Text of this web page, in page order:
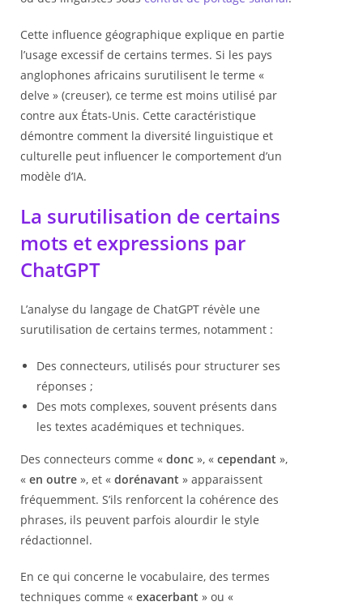
Cette influence géographique explique en partie
l’usage excessif de certains termes. Si les pays
anglophones africains surutilisent le terme «
delve » (creuser), ce terme est moins utilisé par
contre aux États-Unis. Cette caractéristique
démontre comment la diversité linguistique et
culturelle peut influencer le comportement d’un
modèle d’IA.
La surutilisation de certains
mots et expressions par
ChatGPT
L’analyse du langage de ChatGPT révèle une
surutilisation de certains termes, notamment :
Des connecteurs, utilisés pour structurer ses
réponses ;
Des mots complexes, souvent présents dans
les textes académiques et techniques.
Des connecteurs comme « donc », « cependant »,
« en outre », et « dorénavant » apparaissent
fréquemment. S’ils renforcent la cohérence des
phrases, ils peuvent parfois alourdir le style
rédactionnel.
En ce qui concerne le vocabulaire, des termes
techniques comme « exacerbant » ou «